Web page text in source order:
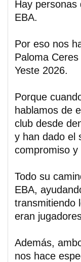
Hay
EBA.
Por eso nos
Paloma
Yeste 2026.
Porque
hablamos de
club desde
y han dado el
compromiso y
Todo su
EBA,
transmitiendo
eran
Además,
nos hace